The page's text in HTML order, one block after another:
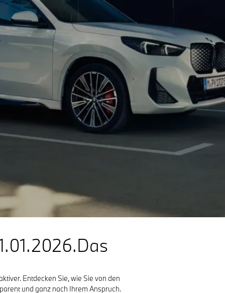
Entdecken Sie, wie Sie von den
und ganz nach Ihrem Anspruch.